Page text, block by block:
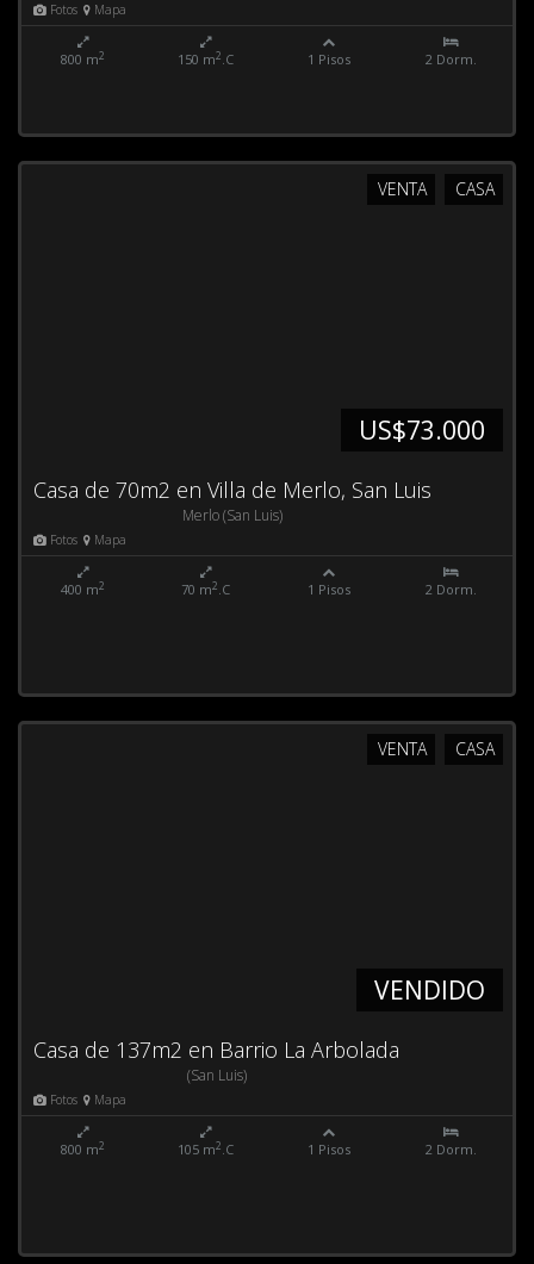
Fotos Mapa
800 m2 150 m2.C 1 Pisos 2 Dorm.
CASA
VENTA
US$73.000
Casa de 70m2 en Villa de Merlo, San Luis
Merlo (San Luis)
Fotos Mapa
400 m2 70 m2.C 1 Pisos 2 Dorm.
CASA
VENTA
VENDIDO
Casa de 137m2 en Barrio La Arbolada
(San Luis)
Fotos Mapa
800 m2 105 m2.C 1 Pisos 2 Dorm.